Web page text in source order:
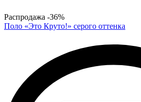
Распродажа -36%
Поло «Это Круто!» серого оттенка